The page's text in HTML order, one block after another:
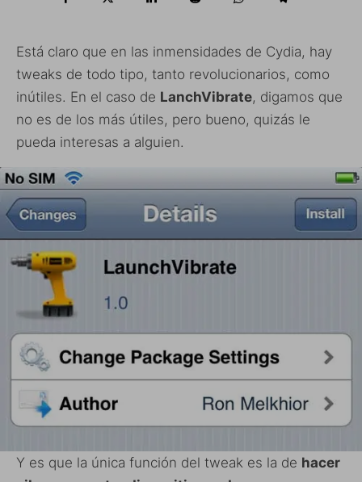
Está claro que en las inmensidades de Cydia, hay
tweaks de todo tipo, tanto revolucionarios, como
inútiles. En el caso de LanchVibrate, digamos que
no es de los más útiles, pero bueno, quizás le
pueda interesas a alguien.
Y es que la única función del tweak es la de hacer